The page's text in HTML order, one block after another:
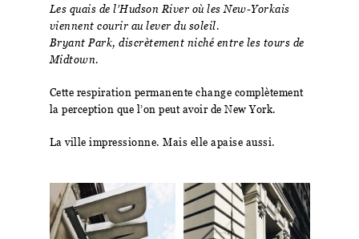
Les quais de l’Hudson River où les New-Yorkais
viennent courir au lever du soleil.
Bryant Park, discrètement niché entre les tours de
Midtown.
Cette respiration permanente change complètement
la perception que l’on peut avoir de New York.
La ville impressionne. Mais elle apaise aussi.